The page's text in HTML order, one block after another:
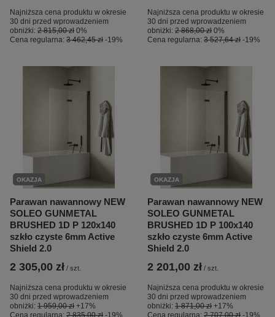
Najniższa cena produktu w okresie
30 dni przed wprowadzeniem
obniżki: 2 815,00 zł 0%
Cena regularna: 3 462,45 zł -19%
Najniższa cena produktu w okresie
30 dni przed wprowadzeniem
obniżki: 2 868,00 zł 0%
Cena regularna: 3 527,64 zł -19%
OKAZJA
Parawan nawannowy NEW
SOLEO GUNMETAL
BRUSHED 1D P 120x140
szkło czyste 6mm Active
Shield 2.0
2 305,00 zł / szt.
Najniższa cena produktu w okresie
30 dni przed wprowadzeniem
obniżki: 1 959,00 zł +17%
Cena regularna: 2 835,00 zł -19%
OKAZJA
Parawan nawannowy NEW
SOLEO GUNMETAL
BRUSHED 1D P 100x140
szkło czyste 6mm Active
Shield 2.0
2 201,00 zł / szt.
Najniższa cena produktu w okresie
30 dni przed wprowadzeniem
obniżki: 1 871,00 zł +17%
Cena regularna: 2 707,00 zł -19%